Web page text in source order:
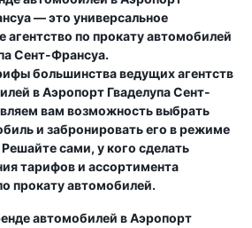
— это универсальное
агентство по прокату автомобилей
Сент-Франсуа.
большинства ведущих агентств
вАэропорт Гваделупа Сент-
вам возможность выбрать
и забронировать его в режиме
сами, у кого сделать
тарифов и ассортимента
прокату автомобилей.
автомобилей вАэропорт